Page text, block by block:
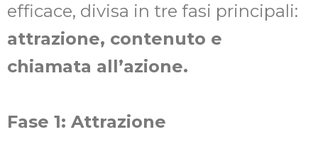
efficace, divisa in tre fasi principali:
attrazione, contenuto e
chiamata all’azione.
Fase 1: Attrazione